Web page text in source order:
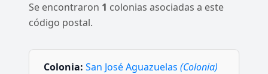
Se encontraron 1 colonias asociadas a este
código postal.
Colonia: San José Aguazuelas (Colonia)